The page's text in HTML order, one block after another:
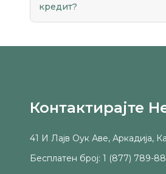
кредит?
Контактирајте
41 И Лајв Оук Аве, Аркадија,
Бесплатен број: 1 (877) 789-